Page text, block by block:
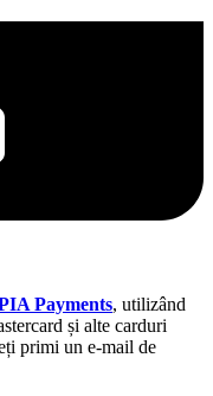
Payments, utilizând
și alte carduri
primi un e-mail de